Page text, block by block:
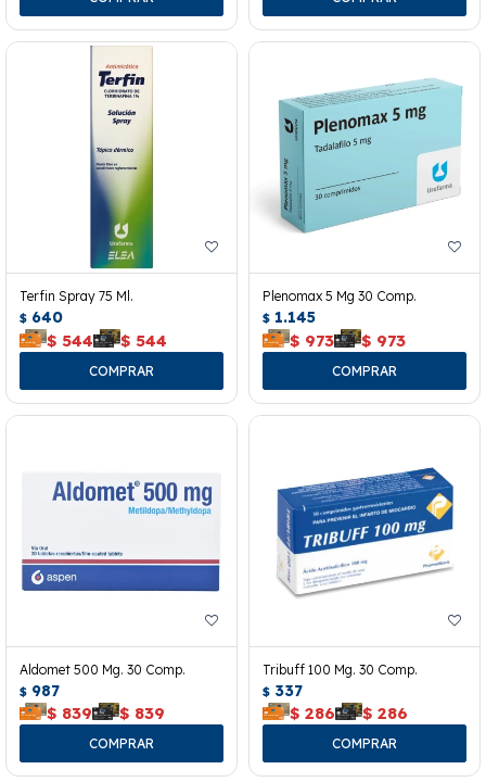
Terfin Spray 75 Ml.
$ 640
$ 544 $ 544
Plenomax 5 Mg 30 Comp.
$ 1.145
$ 973 $ 973
Aldomet 500 Mg. 30 Comp.
$ 987
$ 839 $ 839
Tribuff 100 Mg. 30 Comp.
$ 337
$ 286 $ 286